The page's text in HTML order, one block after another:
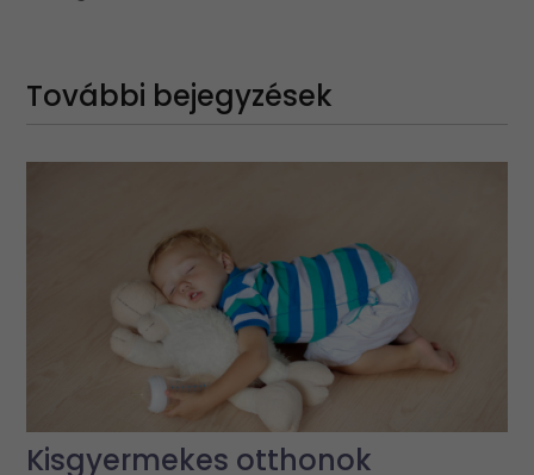
További bejegyzések
Kisgyermekes otthonok